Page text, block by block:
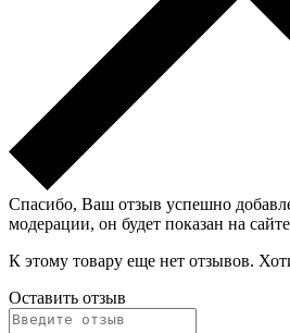
Спасибо, Ваш отзыв успешно
модерации, он будет показан на
К этому товару еще нет отзывов.
Оставить отзыв